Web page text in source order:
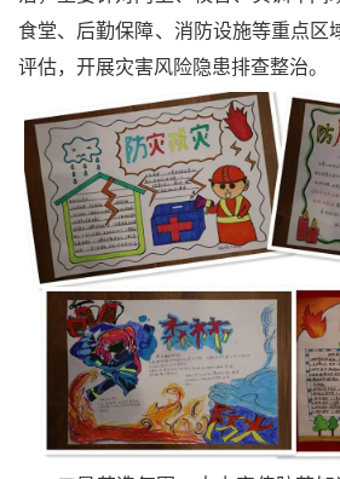
食堂、后勤保障、消防设施等重点区
评估，开展灾害风险隐患排查整治。